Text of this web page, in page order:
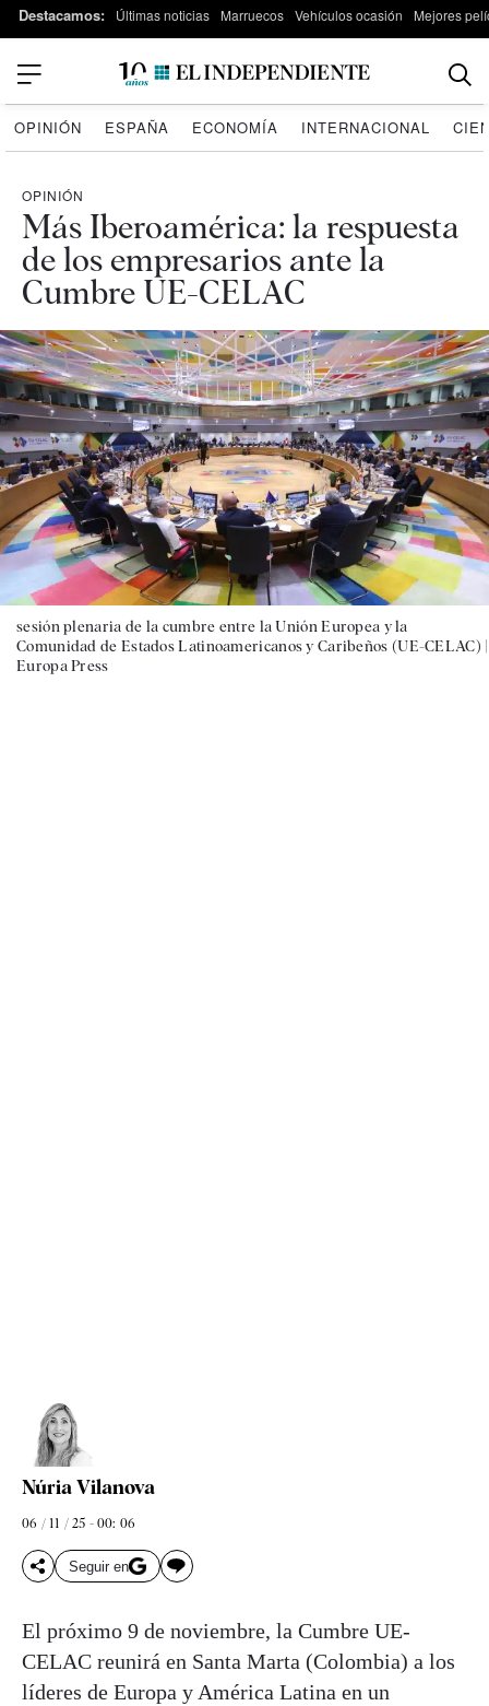
Destacamos: Últimas noticias Marruecos Vehículos ocasión Mejores
OPINIÓN ESPAÑA ECONOMÍA INTERNACIONAL
OPINIÓN
Más Iberoamérica: la respuesta
de los empresarios ante la
Cumbre UE-CELAC
sesión plenaria de la cumbre entre la Unión Europea y la
Comunidad de Estados Latinoamericanos y Caribeños (UE-CELAC) |
Europa Press
Núria Vilanova
06 / 11 / 25 - 00: 06
Seguir en
El próximo 9 de noviembre, la Cumbre UE-
CELAC reunirá en Santa Marta (Colombia) a los
líderes de Europa y América Latina en un